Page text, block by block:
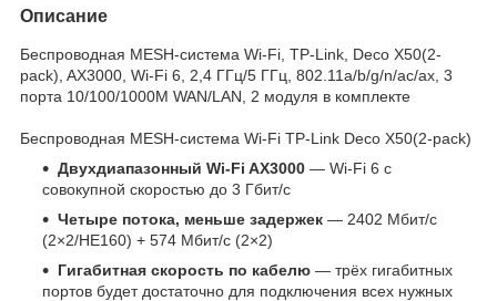
Описание
Беспроводная MESH-система Wi-Fi, TP-Link, Deco X50(2-
pack), AX3000, Wi-Fi 6, 2,4 ГГц/5 ГГц, 802.11a/b/g/n/ac/ax, 3
порта 10/100/1000M WAN/LAN, 2 модуля в комплекте
Беспроводная MESH-система Wi-Fi TP-Link Deco X50(2-pack)
Двухдиапазонный Wi-Fi AX3000 — Wi-Fi 6 с
совокупной скоростью до 3 Гбит/с
Четыре потока, меньше задержек — 2402 Мбит/с
(2×2/HE160) + 574 Мбит/с (2×2)
Гигабитная скорость по кабелю — трёх гигабитных
портов будет достаточно для подключения всех нужных